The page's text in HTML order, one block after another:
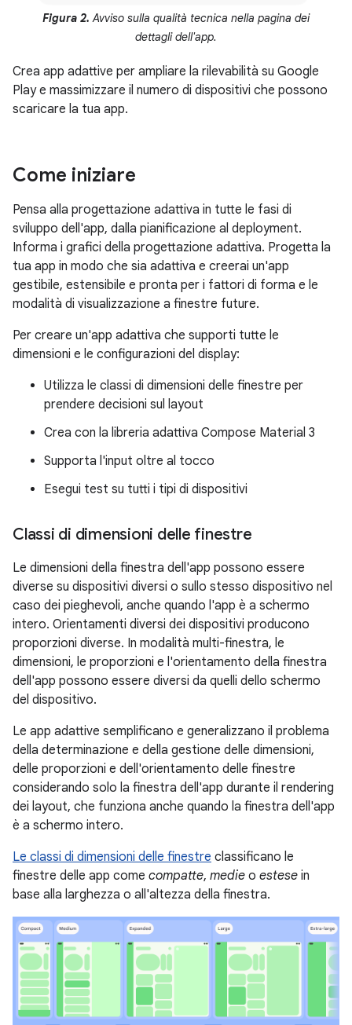
Figura 2. Avviso sulla qualità tecnica nella pagina dei
dettagli dell'app.
Crea app adattive per ampliare la rilevabilità su Google
Play e massimizzare il numero di dispositivi che possono
scaricare la tua app.
Come iniziare
Pensa alla progettazione adattiva in tutte le fasi di
sviluppo dell'app, dalla pianificazione al deployment.
Informa i grafici della progettazione adattiva. Progetta la
tua app in modo che sia adattiva e creerai un'app
gestibile, estensibile e pronta per i fattori di forma e le
modalità di visualizzazione a finestre future.
Per creare un'app adattiva che supporti tutte le
dimensioni e le configurazioni del display:
Utilizza le classi di dimensioni delle finestre per
prendere decisioni sul layout
Crea con la libreria adattiva Compose Material 3
Supporta l'input oltre al tocco
Esegui test su tutti i tipi di dispositivi
Classi di dimensioni delle finestre
Le dimensioni della finestra dell'app possono essere
diverse su dispositivi diversi o sullo stesso dispositivo nel
caso dei pieghevoli, anche quando l'app è a schermo
intero. Orientamenti diversi dei dispositivi producono
proporzioni diverse. In modalità multi-finestra, le
dimensioni, le proporzioni e l'orientamento della finestra
dell'app possono essere diversi da quelli dello schermo
del dispositivo.
Le app adattive semplificano e generalizzano il problema
della determinazione e della gestione delle dimensioni,
delle proporzioni e dell'orientamento delle finestre
considerando solo la finestra dell'app durante il rendering
dei layout, che funziona anche quando la finestra dell'app
è a schermo intero.
Le classi di dimensioni delle finestre classificano le
finestre delle app come compatte, medie o estese in
base alla larghezza o all'altezza della finestra.